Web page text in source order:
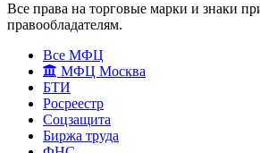
Все права на торговые марки и знаки
правообладателям.
Все МФЦ
МФЦ Москва
БТИ
Росреестр
Соцзащита
Биржа труда